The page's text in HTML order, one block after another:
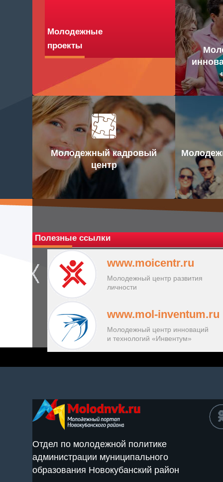
Молодежные
проекты
Молодежный кадровый
центр
Полезные ссылки
www.moicentr.ru
Молодежный центр развития
личности
www.mol-inventum.ru
Молодежный центр инноваций
и технологий «Инвентум»
Отдел по молодежной политике
администрации муниципального
образования Новокубанский район